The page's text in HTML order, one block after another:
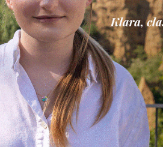
Figline Incisa Valdarno 1 Agosto 2026
Piscina di Figline finanziata
Pnrr, il gruppo di Fratelli
ringraziamento al Governo”
Cronaca 4 Agosto 2026
Un anno fa la strage in A1
Gianni, Giulia e Franco. Lo
processo, lo stop ai sorpassi
Cronaca 3 Agosto 2026